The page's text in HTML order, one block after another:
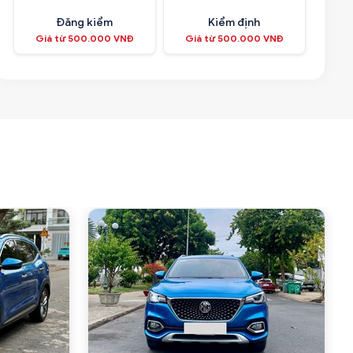
Đăng kiểm
Giá từ 500.000 VNĐ
Kiểm định
Giá từ 500.000 VNĐ